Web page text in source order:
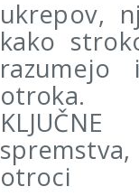
ukrepov,
kako
otroka.
otroci